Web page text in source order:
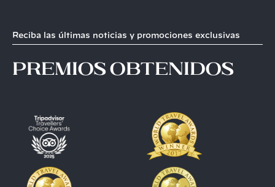
Reciba las últimas noticias y promociones exclusivas
premios obtenidos